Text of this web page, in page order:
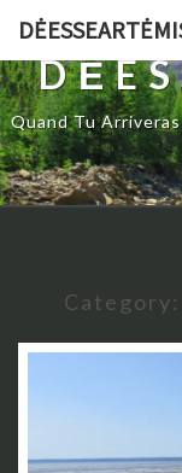
Quand Tu
Category: